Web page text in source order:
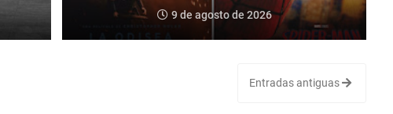
9 de agosto de 2026
Entradas antiguas